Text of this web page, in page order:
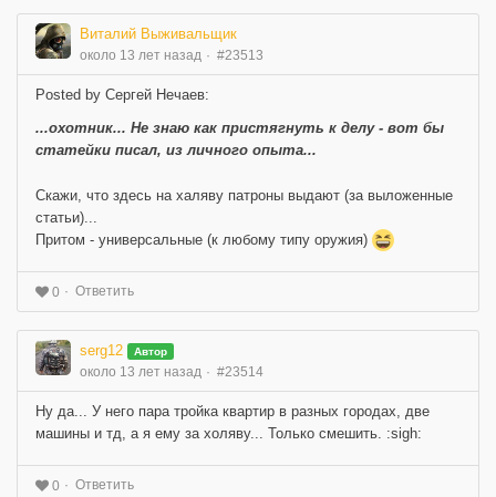
Виталий Выживальщик
около 13 лет назад #23513
Posted by Сергей Нечаев:
...охотник... Не знаю как пристягнуть к делу - вот бы
статейки писал, из личного опыта...
Скажи, что здесь на халяву патроны выдают (за выложенные
статьи)...
Притом - универсальные (к любому типу оружия)
0 Ответить
serg12 Автор
около 13 лет назад #23514
Ну да... У него пара тройка квартир в разных городах, две
машины и тд, а я ему за холяву... Только смешить. :sigh:
0 Ответить